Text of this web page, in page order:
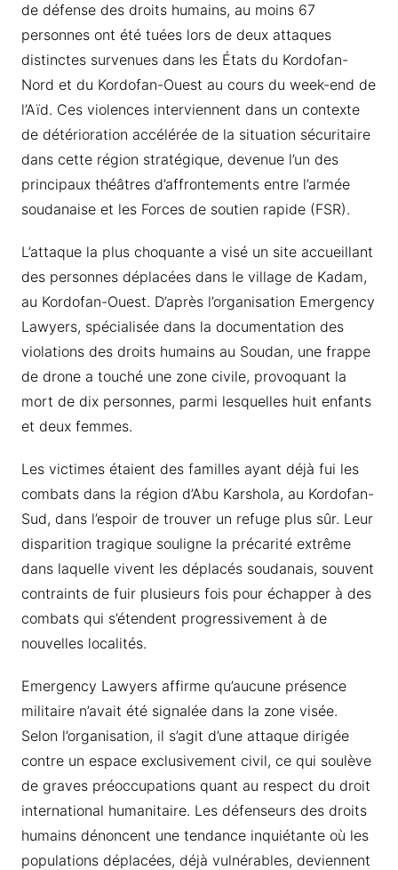
de défense des droits humains, au moins 67
personnes ont été tuées lors de deux attaques
distinctes survenues dans les États du Kordofan-
Nord et du Kordofan-Ouest au cours du week-end de
l’Aïd. Ces violences interviennent dans un contexte
de détérioration accélérée de la situation sécuritaire
dans cette région stratégique, devenue l’un des
principaux théâtres d’affrontements entre l’armée
soudanaise et les Forces de soutien rapide (FSR).
L’attaque la plus choquante a visé un site accueillant
des personnes déplacées dans le village de Kadam,
au Kordofan-Ouest. D’après l’organisation Emergency
Lawyers, spécialisée dans la documentation des
violations des droits humains au Soudan, une frappe
de drone a touché une zone civile, provoquant la
mort de dix personnes, parmi lesquelles huit enfants
et deux femmes.
Les victimes étaient des familles ayant déjà fui les
combats dans la région d’Abu Karshola, au Kordofan-
Sud, dans l’espoir de trouver un refuge plus sûr. Leur
disparition tragique souligne la précarité extrême
dans laquelle vivent les déplacés soudanais, souvent
contraints de fuir plusieurs fois pour échapper à des
combats qui s’étendent progressivement à de
nouvelles localités.
Emergency Lawyers affirme qu’aucune présence
militaire n’avait été signalée dans la zone visée.
Selon l’organisation, il s’agit d’une attaque dirigée
contre un espace exclusivement civil, ce qui soulève
de graves préoccupations quant au respect du droit
international humanitaire. Les défenseurs des droits
humains dénoncent une tendance inquiétante où les
populations déplacées, déjà vulnérables, deviennent